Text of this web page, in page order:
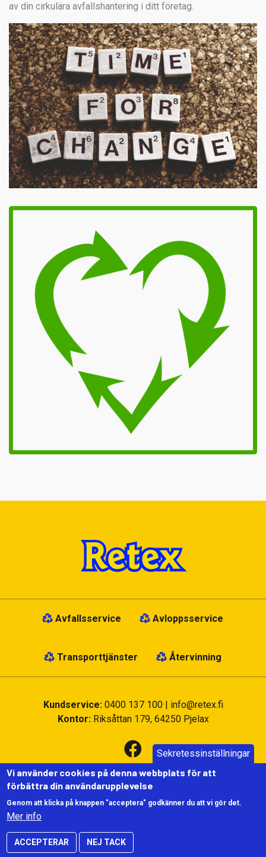
av din cirkulära avfallshantering i ditt företag.
Avfallsservice Avloppsservice
Transporttjänster Återvinning
Kundservice: 0400 137 100| info@retex.fi
Kontor:Riksåttan 179, 64250 Pjelax
Användning av Cookies
Sekretessinställningar
Vi använder cookies på denna webbplats för att
förbättra din användarupplevelse
Genom att klicka på knappen "acceptera" godkänner du att vi gör det.
Mer info
ACCEPTERAR NEJ TACK